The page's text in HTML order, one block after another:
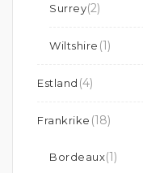
Surrey(2)
Wiltshire (1)
Estland (4)
Frankrike (18)
Bordeaux(1)